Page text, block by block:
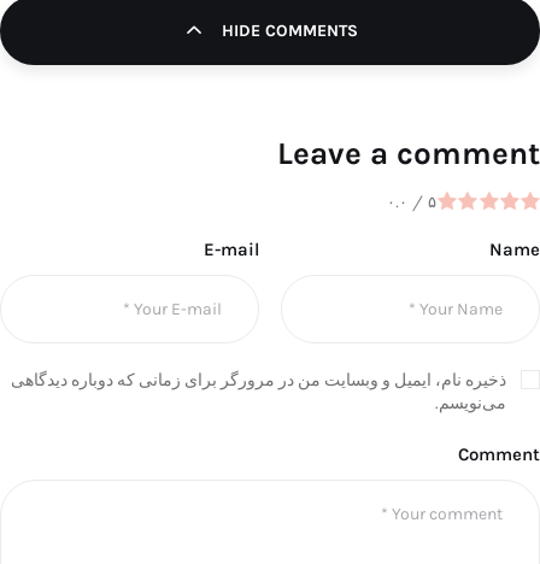
HIDE COMMENTS
Leave a comment
۰.۰ / ۵
Name
E-mail
ذخیره نام، ایمیل و وبسایت من در مرورگر برای زمانی که دوباره دیدگاهی
می‌نویسم.
Comment